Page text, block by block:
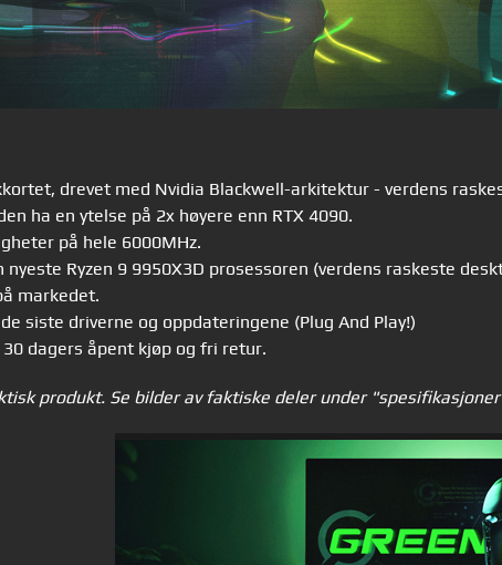
drevet med Nvidia Blackwell-arkitektur - verdens
ha en ytelse på 2x høyere enn RTX 4090.
på hele 6000MHz.
nyeste Ryzen 9 9950X3D prosessoren (verdens raskeste
markedet.
siste driverne og oppdateringene (Plug And Play!)
dagers åpent kjøp og fri retur.
produkt. Se bilder av faktiske deler under